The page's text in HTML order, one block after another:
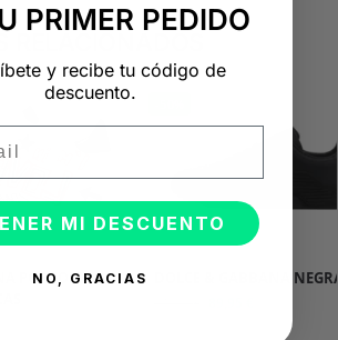
RELACIONADOS
PORTOFINO
DOLCE & GABBANA
PRIMER PEDIDO
y recibe tu código de
descuento.
MI DESCUENTO
NO, GRACIAS